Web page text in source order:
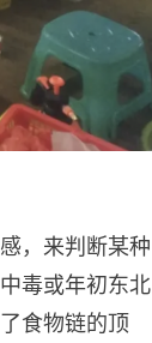
，来判断某种
毒或年初东北
食物链的顶